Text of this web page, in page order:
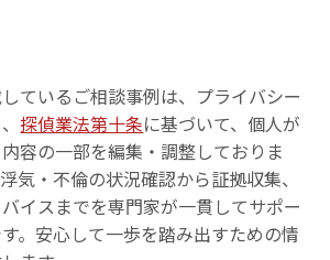
ているご相談事例は、プライバシー
探偵業法第十条に基づいて、個人が
容の一部を編集・調整しておりま
気・不倫の状況確認から証拠収集、
イスまでを専門家が一貫してサポー
。安心して一歩を踏み出すための情